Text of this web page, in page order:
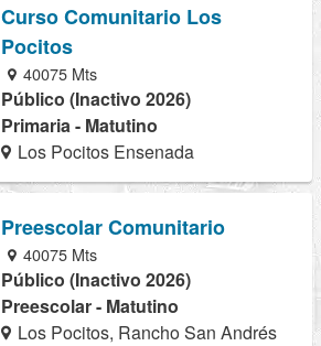
Curso Comunitario Los
Pocitos
40075 Mts
Público (Inactivo 2026)
Primaria - Matutino
Los Pocitos Ensenada
Preescolar Comunitario
40075 Mts
Público (Inactivo 2026)
Preescolar - Matutino
Los Pocitos, Rancho San Andrés